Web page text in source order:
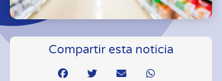
Compartir esta noticia